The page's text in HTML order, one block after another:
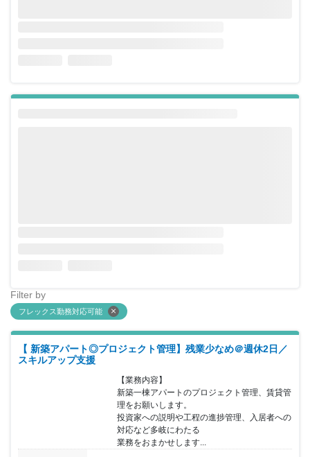
Filter by
フレックス勤務対応可能
【 新築アパート◎プロジェクト管理】残業少なめ＠週休2日／
スキルアップ支援
【業務内容】
新築一棟アパートのプロジェクト管理、賃貸管
理をお願いします。
投資家への説明や工程の進捗管理、入居者への
対応など多岐にわたる
業務をおまかせします...